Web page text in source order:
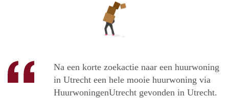
Na een korte zoekactie naar een huurwoning
in Utrecht een hele mooie huurwoning via
HuurwoningenUtrecht gevonden in Utrecht.